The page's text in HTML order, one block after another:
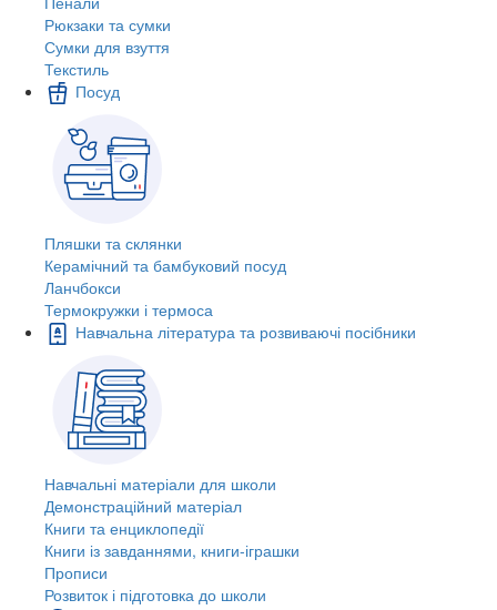
Рюкзаки та сумки
Сумки для взуття
Текстиль
Посуд
Пляшки та склянки
Керамічний та бамбуковий посуд
Ланчбокси
Термокружки і термоса
Навчальна література та розвиваючі посібники
Навчальні матеріали для школи
Демонстраційний матеріал
Книги та енциклопедії
Книги із завданнями, книги-іграшки
Прописи
Розвиток і підготовка до школи